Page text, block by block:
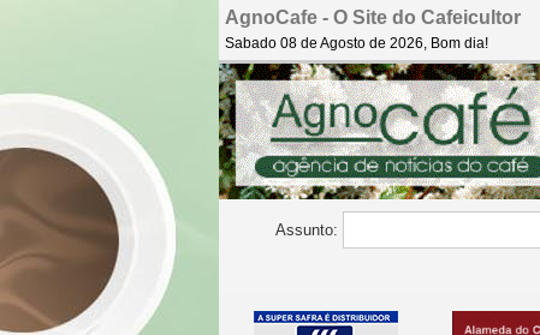
AgnoCafe - O Site do Cafeicultor
Sabado 08 de Agosto de 2026, Bom dia!
Assunto: